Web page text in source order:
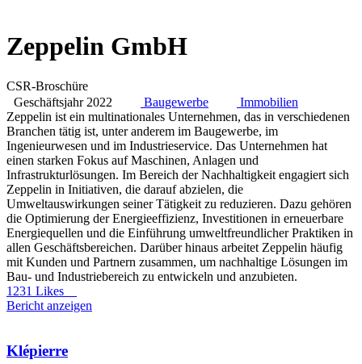
Zeppelin GmbH
CSR-Broschüre
Geschäftsjahr 2022
Baugewerbe
Immobilien
Zeppelin ist ein multinationales Unternehmen, das in verschiedenen
Branchen tätig ist, unter anderem im Baugewerbe, im
Ingenieurwesen und im Industrieservice. Das Unternehmen hat
einen starken Fokus auf Maschinen, Anlagen und
Infrastrukturlösungen. Im Bereich der Nachhaltigkeit engagiert sich
Zeppelin in Initiativen, die darauf abzielen, die
Umweltauswirkungen seiner Tätigkeit zu reduzieren. Dazu gehören
die Optimierung der Energieeffizienz, Investitionen in erneuerbare
Energiequellen und die Einführung umweltfreundlicher Praktiken in
allen Geschäftsbereichen. Darüber hinaus arbeitet Zeppelin häufig
mit Kunden und Partnern zusammen, um nachhaltige Lösungen im
Bau- und Industriebereich zu entwickeln und anzubieten.
1231 Likes
Bericht anzeigen
Klépierre